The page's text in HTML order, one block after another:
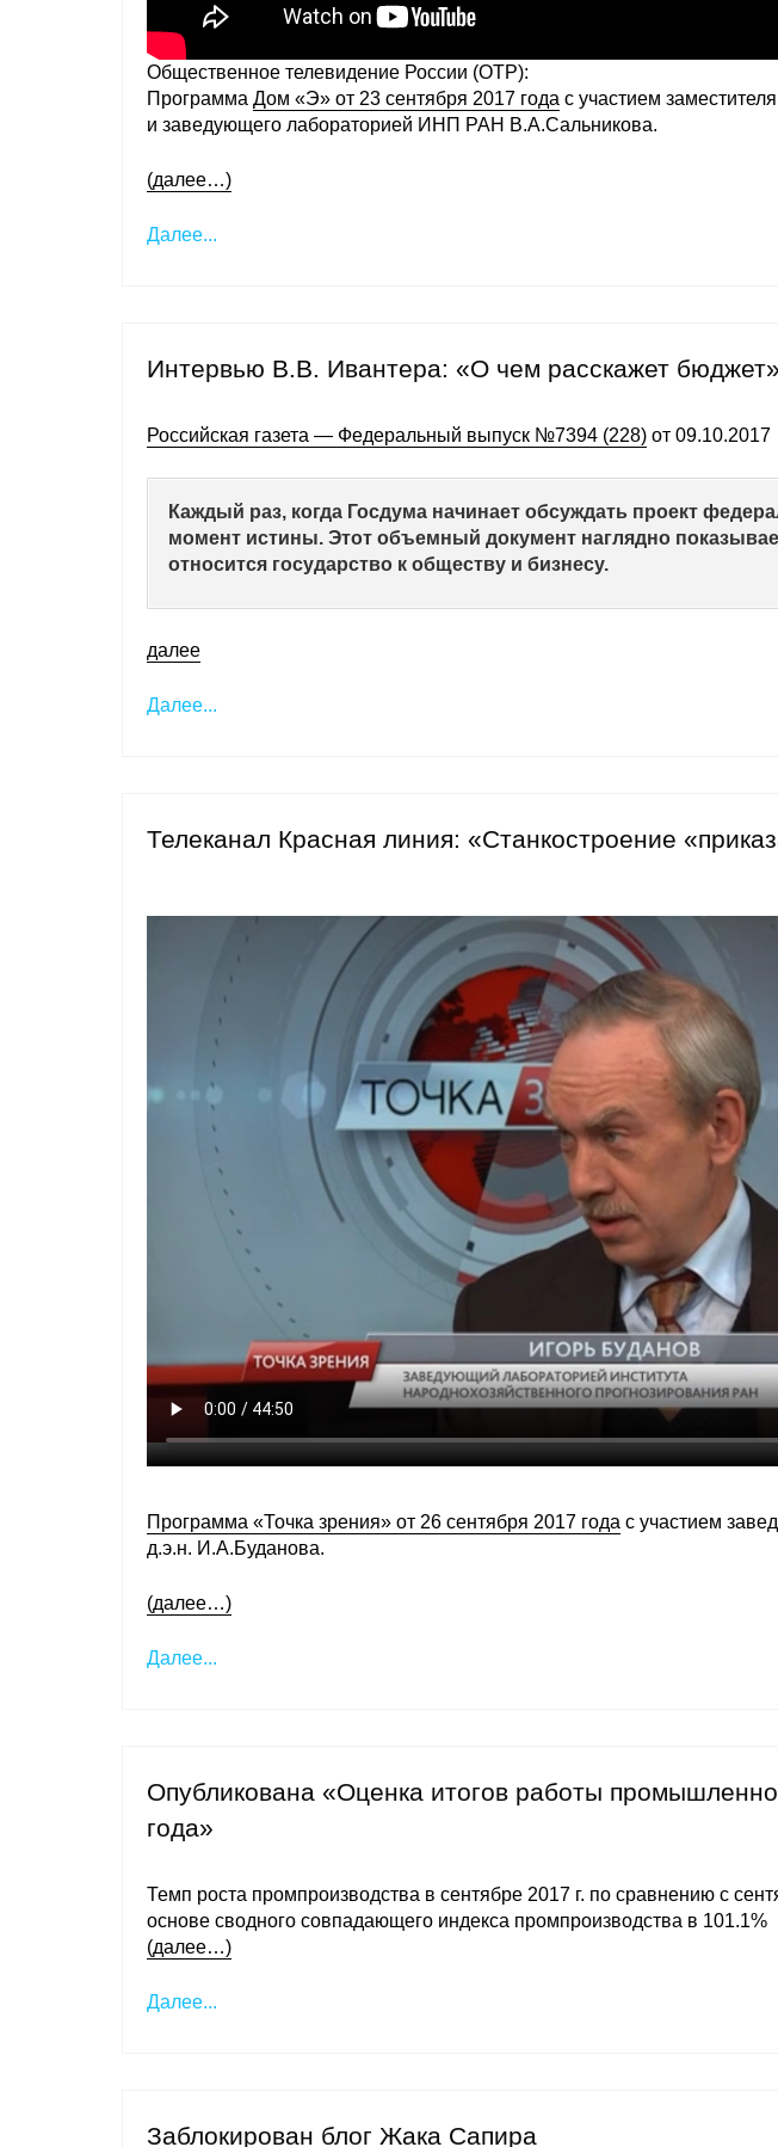
Общественное телевидение России (ОТР):
Программа Дом «Э» от 23 сентября 2017 года с участием
и заведующего лабораторией ИНП РАН В.А.Сальникова.
(далее…)
Далее...
Интервью В.В. Ивантера: «О чем расскажет бюджет»
Российская газета — Федеральный выпуск №7394 (228) от 09.10.2017
Каждый раз, когда Госдума начинает обсуждать проект
момент истины. Этот объемный документ наглядно
относится государство к обществу и бизнесу.
далее
Далее...
Телеканал Красная линия: «Станкостроение
Программа «Точка зрения» от 26 сентября 2017 года с участием
д.э.н. И.А.Буданова.
(далее…)
Далее...
Опубликована «Оценка итогов работы
года»
Темп роста промпроизводства в сентябре 2017 г. по сравнению с
основе сводного совпадающего индекса промпроизводства в 101.1%
(далее…)
Далее...
Заблокирован блог Жака Сапира